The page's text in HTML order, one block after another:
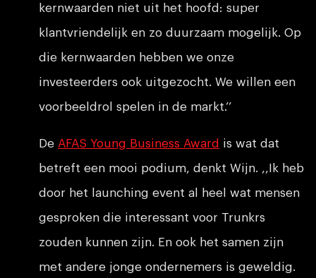
kernwaarden niet uit het hoofd: super
klantvriendelijk en zo duurzaam mogelijk. Op
die kernwaarden hebben we onze
investeerders ook uitgezocht. We willen een
voorbeeldrol spelen in de markt.’’
De AFAS Young Business Award is wat dat
betreft een mooi podium, denkt Wijn. ,,Ik heb
door het launching event al heel wat mensen
gesproken die interessant voor Trunkrs
zouden kunnen zijn. En ook het samen zijn
met andere jonge ondernemers is geweldig.